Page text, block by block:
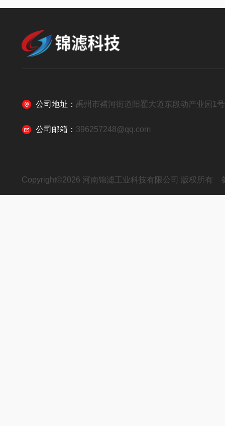
公司地址： 禹州市褚河街道阳翟大道东段动产业园1号
公司邮箱： 396257248@qq.com
Copyright©2026 河南锦滤工业科技有限公司 版权所有